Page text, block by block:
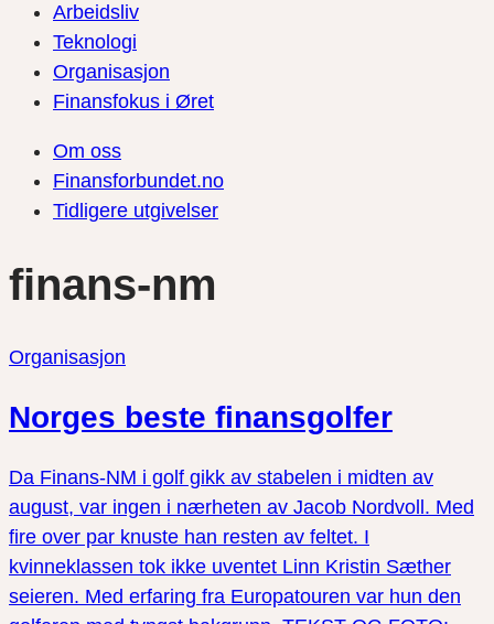
Arbeidsliv
Teknologi
Organisasjon
Finansfokus i Øret
Om oss
Finansforbundet.no
Tidligere utgivelser
finans-nm
Organisasjon
Norges beste finansgolfer
Da Finans-NM i golf gikk av stabelen i midten av
august, var ingen i nærheten av Jacob Nordvoll. Med
fire over par knuste han resten av feltet. I
kvinneklassen tok ikke uventet Linn Kristin Sæther
seieren. Med erfaring fra Europatouren var hun den